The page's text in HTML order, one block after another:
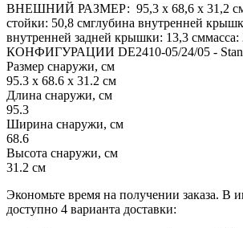
ВНЕШНИЙ РАЗМЕР: 95,3 x 68,6 x 31,2
стойки: 50,8 смглубина внутренней
внутренней задней крышки: 13,3 сммасса:
КОНФИГУРАЦИИ DE2410-05/24/05 -
Размер снаружи, см
95.3 x 68.6 x 31.2 см
Длина снаружи, см
95.3
Ширина снаружи, см
68.6
Высота снаружи, см
31.2 см
Экономьте время на получении заказа. В
доступно 4 варианта доставки: